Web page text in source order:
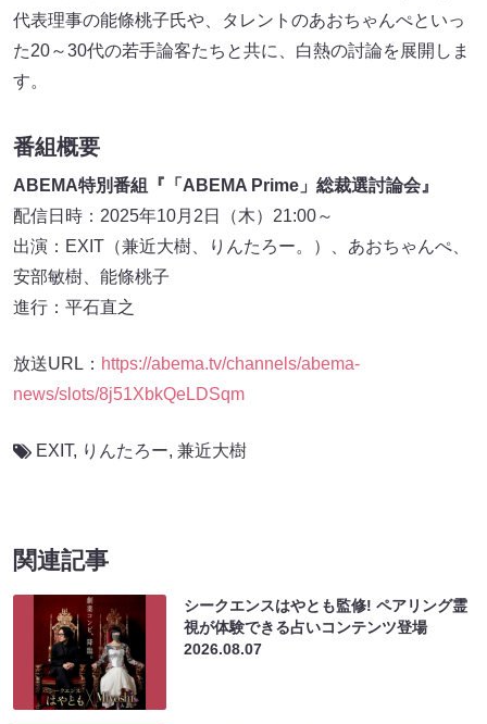
代表理事の能條桃子氏や、タレントのあおちゃんぺといっ
た20～30代の若手論客たちと共に、白熱の討論を展開しま
す。
番組概要
ABEMA特別番組『「ABEMA Prime」総裁選討論会』
配信日時：2025年10月2日（木）21:00～
出演：EXIT（兼近大樹、りんたろー。）、あおちゃんぺ、
安部敏樹、能條桃子
進行：平石直之
放送URL： https://abema.tv/channels/abema-
news/slots/8j51XbkQeLDSqm
EXIT, りんたろー, 兼近大樹
関連記事
シークエンスはやとも監修! ペアリング霊
視が体験できる占いコンテンツ登場
2026.08.07